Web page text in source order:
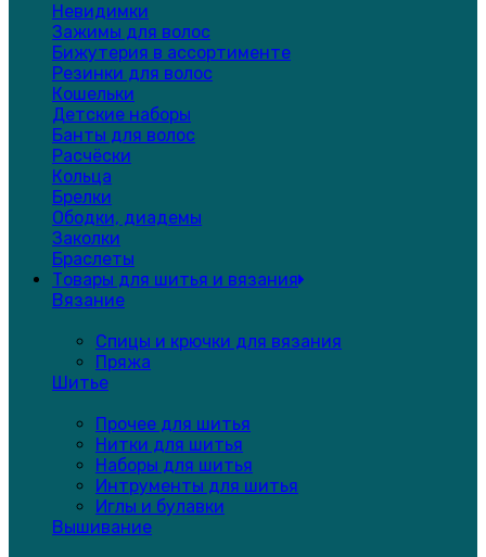
Невидимки
Зажимы для волос
Бижутерия в ассортименте
Резинки для волос
Кошельки
Детские наборы
Банты для волос
Расчёски
Кольца
Брелки
Ободки, диадемы
Заколки
Браслеты
Товары для шитья и вязания
Вязание
Спицы и крючки для вязания
Пряжа
Шитье
Прочее для шитья
Нитки для шитья
Наборы для шитья
Интрументы для шитья
Иглы и булавки
Вышивание